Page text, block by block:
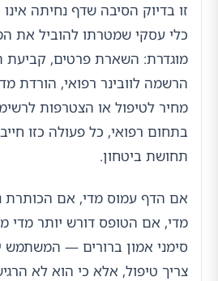
זו בדיוק הסיבה שדף נחיתה
כלי עסקי שמטרתו להוביל את
מוגדרת: השארת פרטים, קביעת
הרשמה לוובינר רפואי, הורדת
מחיר לטיפול או הצטרפות
בתחום רפואי, כל פעולה כזו
תחושת ביטחון.
אם הדף עמוס מדי, אם הכותרת
מדי, אם הטופס דורש יותר מדי
סימני אמון ברורים — המשתמש
צריך טיפול, אלא כי הוא לא